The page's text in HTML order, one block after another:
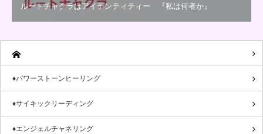
ルートチャクラはアイデンティティー 『私は何者か』
♦パワーストーンヒーリング
♦サイキックリーディング
♦エンジェルチャネリング